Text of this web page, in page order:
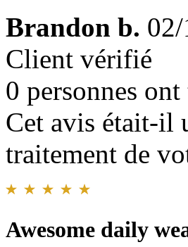
Brandon b.
Client vérifié
0 personnes
Cet avis était-il
traitement de
Awesome daily